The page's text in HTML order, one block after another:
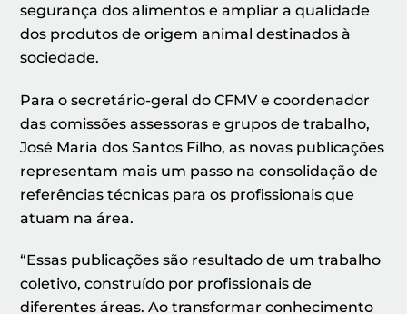
segurança dos alimentos e ampliar a qualidade
dos produtos de origem animal destinados à
sociedade.
Para o secretário-geral do CFMV e coordenador
das comissões assessoras e grupos de trabalho,
José Maria dos Santos Filho, as novas publicações
representam mais um passo na consolidação de
referências técnicas para os profissionais que
atuam na área.
“Essas publicações são resultado de um trabalho
coletivo, construído por profissionais de
diferentes áreas. Ao transformar conhecimento